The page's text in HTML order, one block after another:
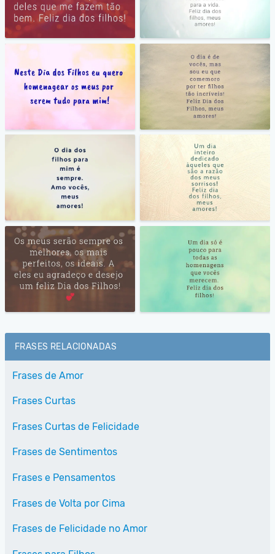
FRASES RELACIONADAS
Frases de Amor
Frases Curtas
Frases Curtas de Felicidade
Frases de Sentimentos
Frases e Pensamentos
Frases de Volta por Cima
Frases de Felicidade no Amor